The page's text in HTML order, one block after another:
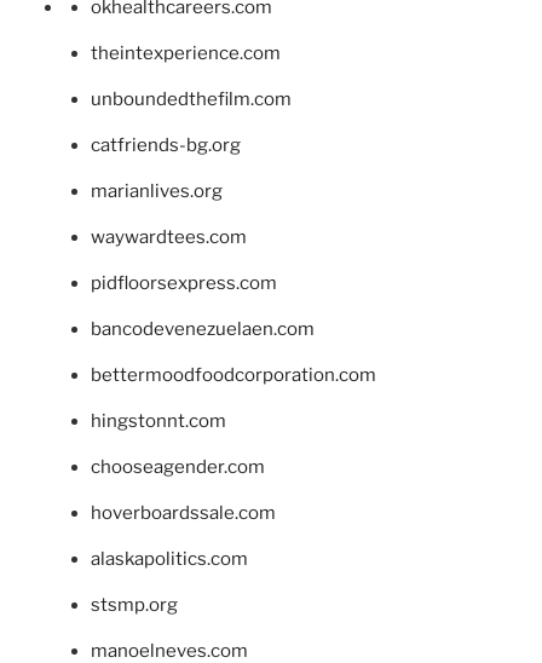
okhealthcareers.com
theintexperience.com
unboundedthefilm.com
catfriends-bg.org
marianlives.org
waywardtees.com
pidfloorsexpress.com
bancodevenezuelaen.com
bettermoodfoodcorporation.com
hingstonnt.com
chooseagender.com
hoverboardssale.com
alaskapolitics.com
stsmp.org
manoelneves.com